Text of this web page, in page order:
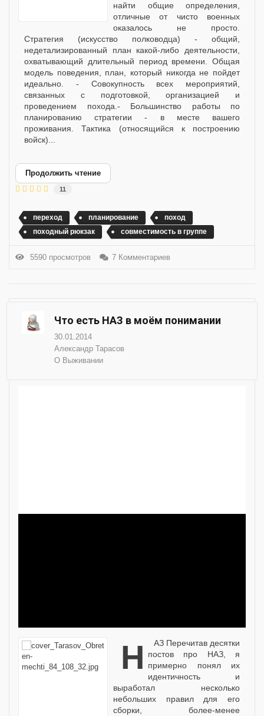
найти общие определения,
отличные от чисто военных
оказалось не просто.
Стратегия (искусство полководца) - общий,
недетализированный план какой-либо деятельности,
охватывающий длительный период времени. Общая
модель поведения, план, который никогда не пойдет
идеально. - Совокупность всех мероприятий,
связанных с подготовкой, организацией и
проведением похода.- Большинство работы по
планированию стратегии - в месте вашего
проживания. Тактика (относящийся к построению
войск)...
Продолжить чтение
11
переход планирование
поход
походный рюкзак
совместимость в группе
5590 просмотров 7 Комментариев
Что есть НАЗ в моём понимании
30.01.2014
Александр Тарасов
О Выживании
НАЗ Перечитав десятки
постов про НАЗ, я
примерно понял их
идентичность и
выработал несколько
небольших правил для его
сборки, более-менее